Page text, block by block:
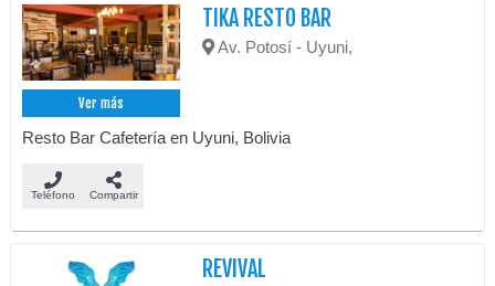
Ver más
TIKA RESTO BAR
Av. Potosí - Uyuni,
Resto Bar Cafetería en Uyuni, Bolivia
Teléfono Compartir
REVIVAL